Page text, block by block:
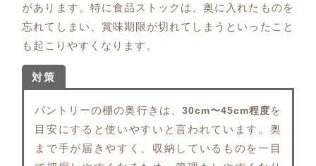
があります。特に食品ストックは、奥に入れたものを
忘れてしまい、賞味期限が切れてしまうといったこと
も起こりやすくなります。
対策
パントリーの棚の奥行きは、 30cm〜45cm程度 を
目安にすると使いやすいと言われています。奥
まで手が届きやすく、収納しているものを一目